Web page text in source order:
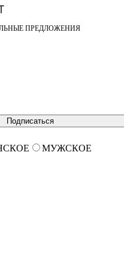
ПРЕДЛОЖЕНИЯ
Подписаться
МУЖСКОЕ